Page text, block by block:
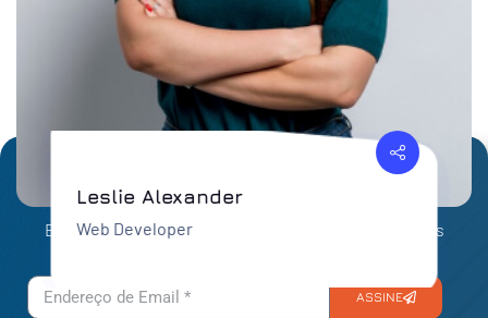
Leslie Alexander
Web Developer
Assine nossa Newsletter
E fique por dentro das últimas novidades e inovações
ASSINE